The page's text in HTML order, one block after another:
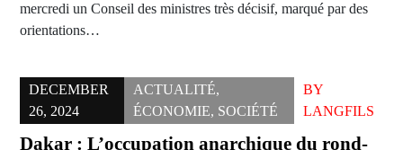
mercredi un Conseil des ministres très décisif, marqué par des
orientations…
DECEMBER
26, 2024
ACTUALITÉ,
ÉCONOMIE, SOCIÉTÉ
BY
LANGFILS
Dakar : L’occupation anarchique du rond-